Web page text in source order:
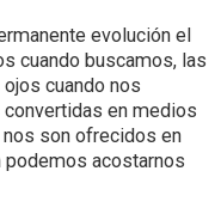
evolución el
cuando buscamos, las
cuando nos
en medios
son ofrecidos en
podemos acostarnos